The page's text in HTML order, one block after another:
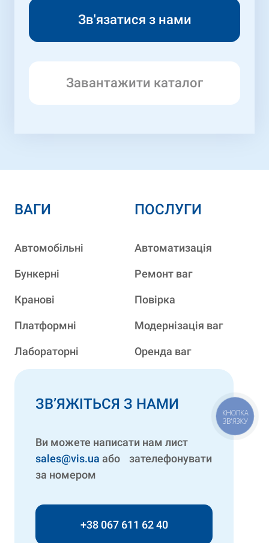
Завантажити каталог
ВАГИ
Автомобільні
Бункерні
Кранові
Платформні
Лабораторні
ПОСЛУГИ
Автоматизація
Ремонт ваг
Повірка
Модернізація ваг
Оренда ваг
ЗВ’ЯЖІТЬСЯ З НАМИ
Ви можете написати нам лист
sales@vis.ua або зателефонувати
за номером
+38 067 611 62 40
КНОПКА
ЗВ'ЯЗКУ